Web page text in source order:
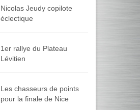
Nicolas Jeudy copilote
éclectique
1er rallye du Plateau
Lévitien
Les chasseurs de points
pour la finale de Nice